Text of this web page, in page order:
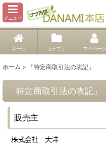
メニュー
ホーム カテゴリ マイページ
ホーム > 「特定商取引法の表記」
「特定商取引法の表記」
販売主